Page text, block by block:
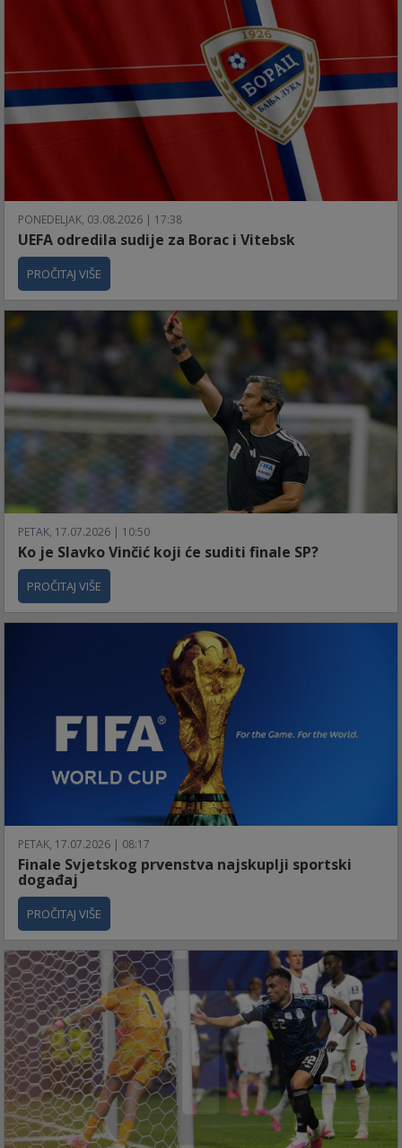
PONEDELJAK, 03.08.2026 | 17:38
UEFA odredila sudije za Borac i Vitebsk
PROČITAJ VIŠE
PETAK, 17.07.2026 | 10:50
Ko je Slavko Vinčić koji će suditi finale SP?
PROČITAJ VIŠE
PETAK, 17.07.2026 | 08:17
Finale Svjetskog prvenstva najskuplji sportski
događaj
PROČITAJ VIŠE